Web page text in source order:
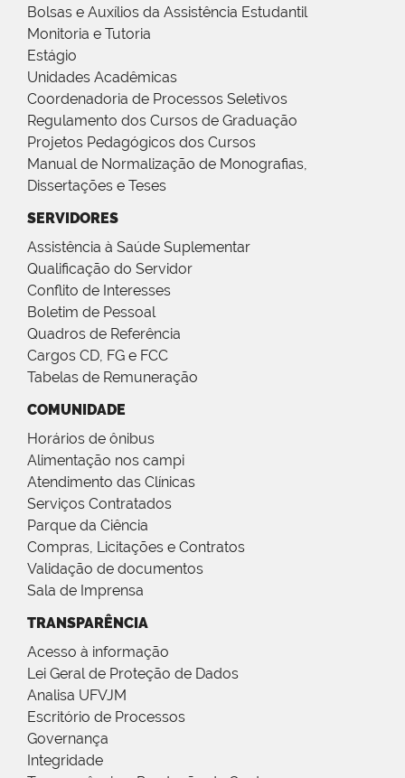
Bolsas e Auxílios da Assistência Estudantil
Monitoria e Tutoria
Estágio
Unidades Acadêmicas
Coordenadoria de Processos Seletivos
Regulamento dos Cursos de Graduação
Projetos Pedagógicos dos Cursos
Manual de Normalização de Monografias,
Dissertações e Teses
SERVIDORES
Assistência à Saúde Suplementar
Qualificação do Servidor
Conflito de Interesses
Boletim de Pessoal
Quadros de Referência
Cargos CD, FG e FCC
Tabelas de Remuneração
COMUNIDADE
Horários de ônibus
Alimentação nos campi
Atendimento das Clínicas
Serviços Contratados
Parque da Ciência
Compras, Licitações e Contratos
Validação de documentos
Sala de Imprensa
TRANSPARÊNCIA
Acesso à informação
Lei Geral de Proteção de Dados
Analisa UFVJM
Escritório de Processos
Governança
Integridade